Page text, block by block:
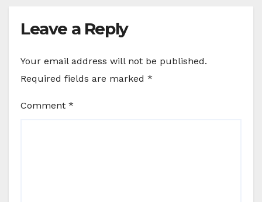
Leave a Reply
Your email address will not be published.
Required fields are marked *
Comment *